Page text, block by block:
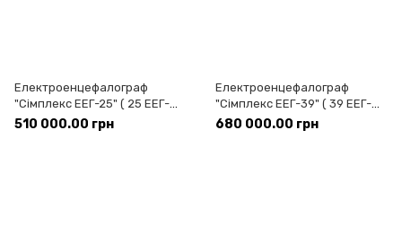
Електроенцефалограф
"Сімплекс ЕЕГ-25" ( 25 ЕЕГ-
каналів + 6 додаткових
510 000.00 грн
Електроенцефалограф
"Сімплекс ЕЕГ-39" ( 39 ЕЕГ-
каналів + 8 додаткових
680 000.00 грн